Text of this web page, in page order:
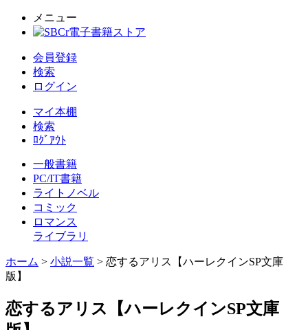
メニュー
会員登録
検索
ログイン
マイ本棚
検索
ﾛｸﾞｱｳﾄ
一般書籍
PC/IT書籍
ライトノベル
コミック
ロマンス
ライブラリ
ホーム > 小説一覧 > 恋するアリス【ハーレクインSP文庫
版】
恋するアリス【ハーレクインSP文庫